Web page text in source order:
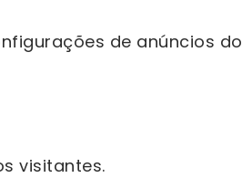
de anúncios do
visitantes.